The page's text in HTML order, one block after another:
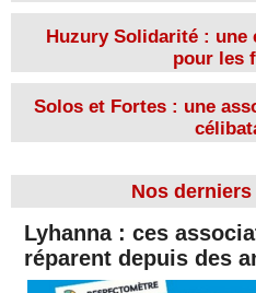
Huzury Solidarité : une
pour les
Solos et Fortes : une
Nos
​Lyhanna : ces
réparent depuis des